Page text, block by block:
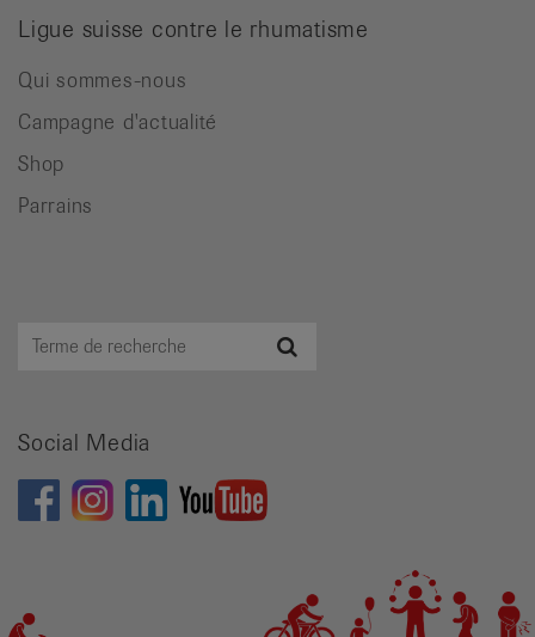
Ligue suisse contre le rhumatisme
Qui sommes-nous
Campagne d'actualité
Shop
Parrains
Terme
Social Media